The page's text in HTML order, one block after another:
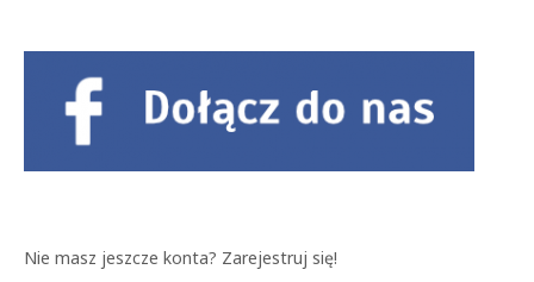
Nie masz jeszcze konta? Zarejestruj się!